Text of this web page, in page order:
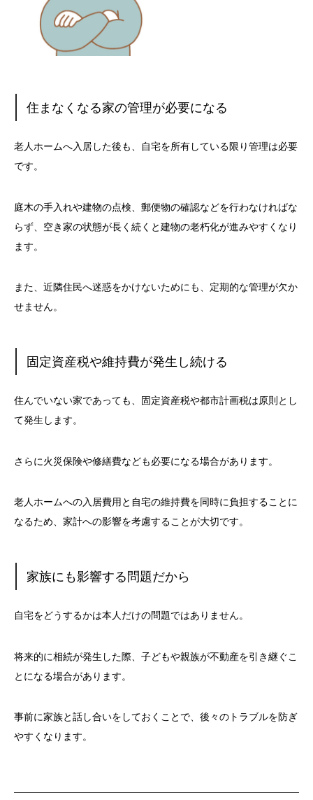
住まなくなる家の管理が必要になる
老人ホームへ入居した後も、自宅を所有している限り管理は必要
です。
庭木の手入れや建物の点検、郵便物の確認などを行わなければな
らず、空き家の状態が長く続くと建物の老朽化が進みやすくなり
ます。
また、近隣住民へ迷惑をかけないためにも、定期的な管理が欠か
せません。
固定資産税や維持費が発生し続ける
住んでいない家であっても、固定資産税や都市計画税は原則とし
て発生します。
さらに火災保険や修繕費なども必要になる場合があります。
老人ホームへの入居費用と自宅の維持費を同時に負担することに
なるため、家計への影響を考慮することが大切です。
家族にも影響する問題だから
自宅をどうするかは本人だけの問題ではありません。
将来的に相続が発生した際、子どもや親族が不動産を引き継ぐこ
とになる場合があります。
事前に家族と話し合いをしておくことで、後々のトラブルを防ぎ
やすくなります。